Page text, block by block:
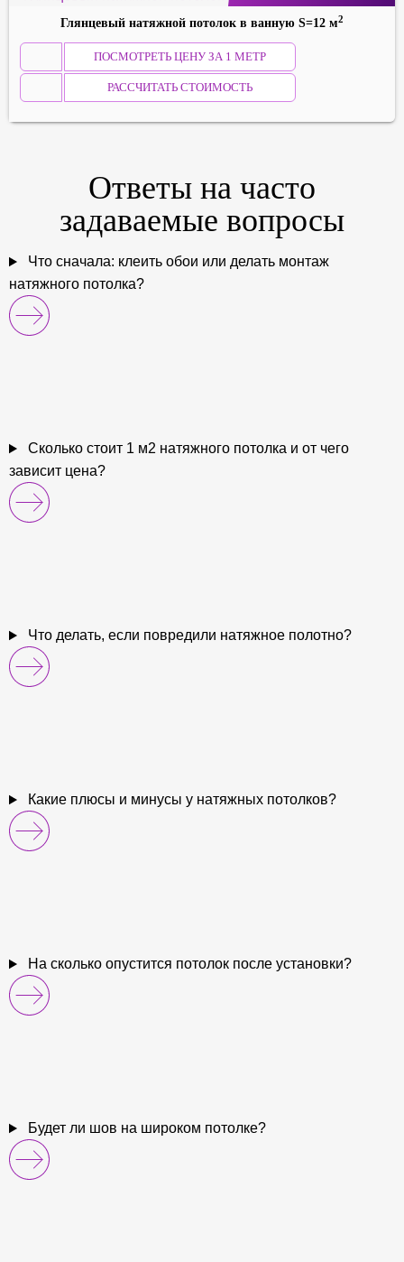
Глянцевый натяжной потолок в ванную S=12 м2
ПОСМОТРЕТЬ ЦЕНУ ЗА 1 МЕТР
РАССЧИТАТЬ СТОИМОСТЬ
Ответы на часто
задаваемые вопросы
Что сначала: клеить обои или делать монтаж
натяжного потолка?
Сколько стоит 1 м2 натяжного потолка и от чего
зависит цена?
Что делать, если повредили натяжное полотно?
Какие плюсы и минусы у натяжных потолков?
На сколько опустится потолок после установки?
Будет ли шов на широком потолке?